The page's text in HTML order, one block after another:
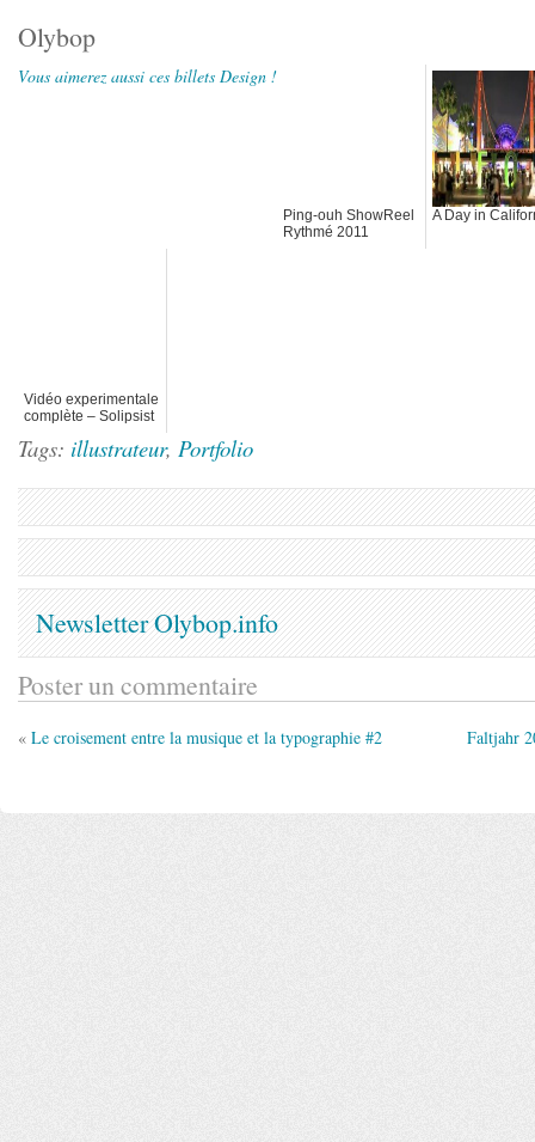
Olybop
Vous aimerez aussi ces billets Design !
Ping-ouh ShowReel
Rythmé 2011
A Day in
Vidéo experimentale
complète – Solipsist
Tags: illustrateur, Portfolio
Newsletter Olybop.info
Poster un commentaire
« Le croisement entre la musique et la typographie #2 Faltjahr